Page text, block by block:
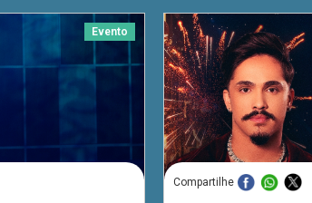
Evento
Compartilhe